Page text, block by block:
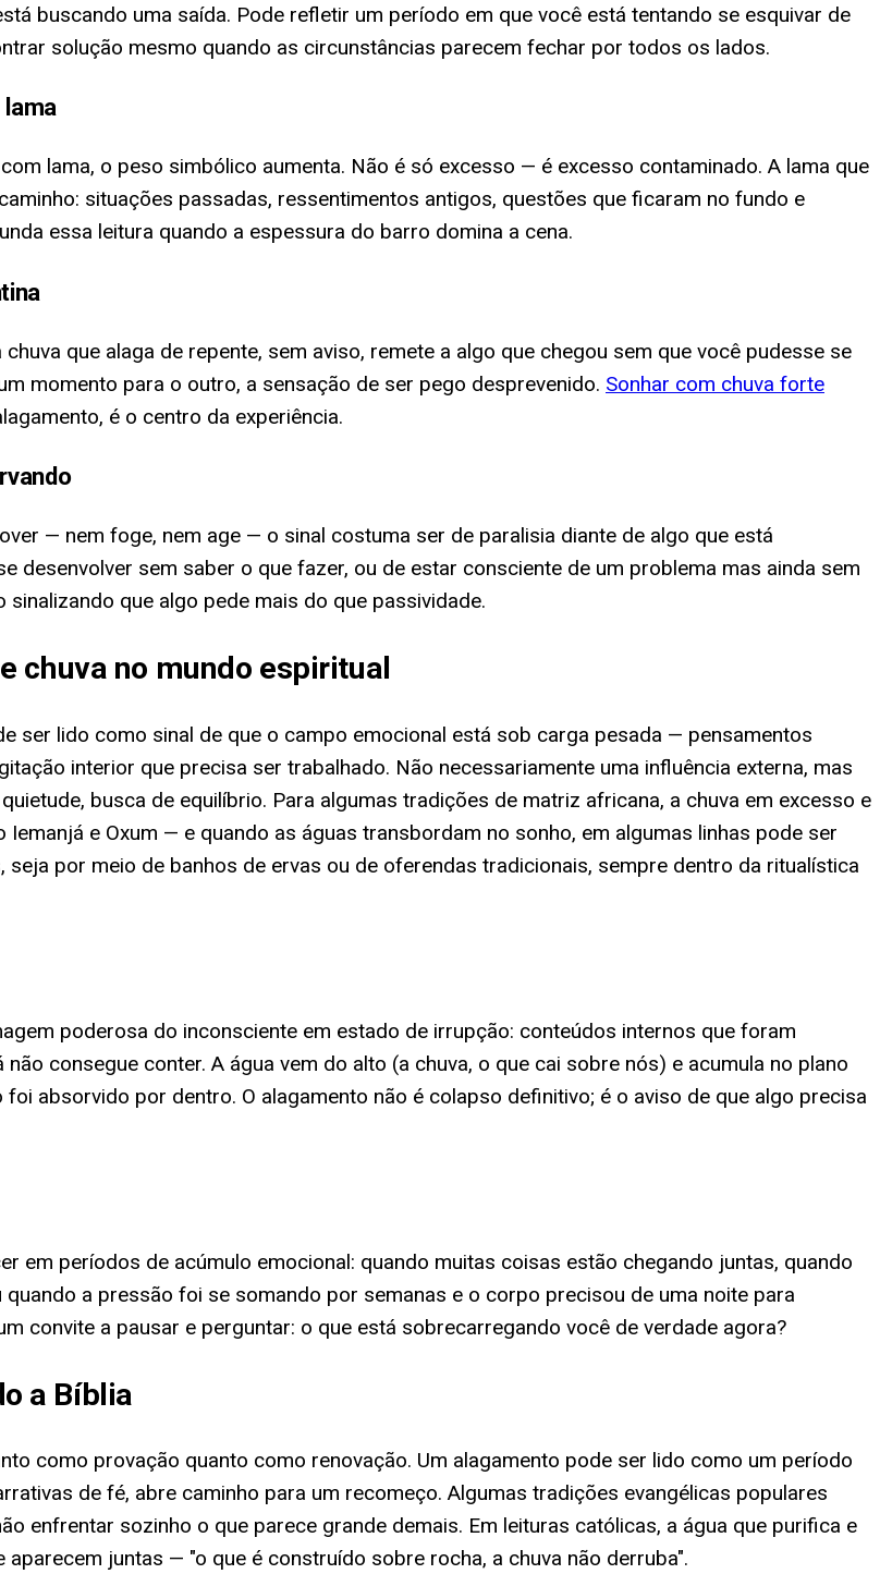
buscando uma saída. Pode refletir um período em que você está tentando se esquivar de
solução mesmo quando as circunstâncias parecem fechar por todos os lados.
lama, o peso simbólico aumenta. Não é só excesso — é excesso contaminado. A lama que
situações passadas, ressentimentos antigos, questões que ficaram no fundo e
essa leitura quando a espessura do barro domina a cena.
que alaga de repente, sem aviso, remete a algo que chegou sem que você pudesse se
momento para o outro, a sensação de ser pego desprevenido. Sonhar com chuva forte
é o centro da experiência.
— nem foge, nem age — o sinal costuma ser de paralisia diante de algo que está
desenvolver sem saber o que fazer, ou de estar consciente de um problema mas ainda sem
que algo pede mais do que passividade.
chuva no mundo espiritual
ser lido como sinal de que o campo emocional está sob carga pesada — pensamentos
interior que precisa ser trabalhado. Não necessariamente uma influência externa, mas
busca de equilíbrio. Para algumas tradições de matriz africana, a chuva em excesso e
e Oxum — e quando as águas transbordam no sonho, em algumas linhas pode ser
por meio de banhos de ervas ou de oferendas tradicionais, sempre dentro da ritualística
poderosa do inconsciente em estado de irrupção: conteúdos internos que foram
consegue conter. A água vem do alto (a chuva, o que cai sobre nós) e acumula no plano
absorvido por dentro. O alagamento não é colapso definitivo; é o aviso de que algo precisa
em períodos de acúmulo emocional: quando muitas coisas estão chegando juntas, quando
a pressão foi se somando por semanas e o corpo precisou de uma noite para
convite a pausar e perguntar: o que está sobrecarregando você de verdade agora?
a Bíblia
como provação quanto como renovação. Um alagamento pode ser lido como um período
de fé, abre caminho para um recomeço. Algumas tradições evangélicas populares
enfrentar sozinho o que parece grande demais. Em leituras católicas, a água que purifica e
juntas — "o que é construído sobre rocha, a chuva não derruba".